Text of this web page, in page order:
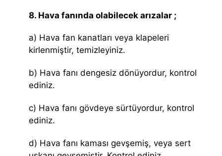
8. Hava fanında olabilecek arızalar ;
a) Hava fan kanatları veya klapeleri
kirlenmiştir, temizleyiniz.
b) Hava fanı dengesiz dönüyordur, kontrol
ediniz.
c) Hava fanı gövdeye sürtüyordur, kontrol
ediniz.
d) Hava fanı kaması gevşemiş, veya sert